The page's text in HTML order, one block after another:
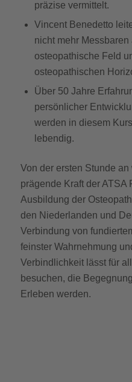
präzise vermittelt.
Vincent Benedetto
nicht mehr
osteopathische Feld
osteopathischen
Über 50 Jahre
persönlicher
werden in diesem
lebendig.
Von der ersten Stunde
prägende Kraft der ATSA
Ausbildung der
den Niederlanden und
Verbindung von
feinster Wahrnehmung
Verbindlichkeit lässt für
besuchen, die
Erleben werden.